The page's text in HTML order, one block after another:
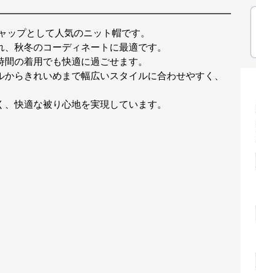
プとして人気のニット帽です。
秋冬のコーディネートに最適です。
の着用でも快適に過ごせます。
らきれいめまで幅広いスタイルに合わせやすく、
快適な被り心地を実現しています。